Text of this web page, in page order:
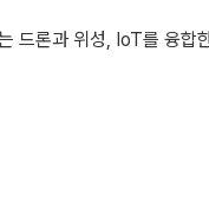
드론과 위성, IoT를 융합